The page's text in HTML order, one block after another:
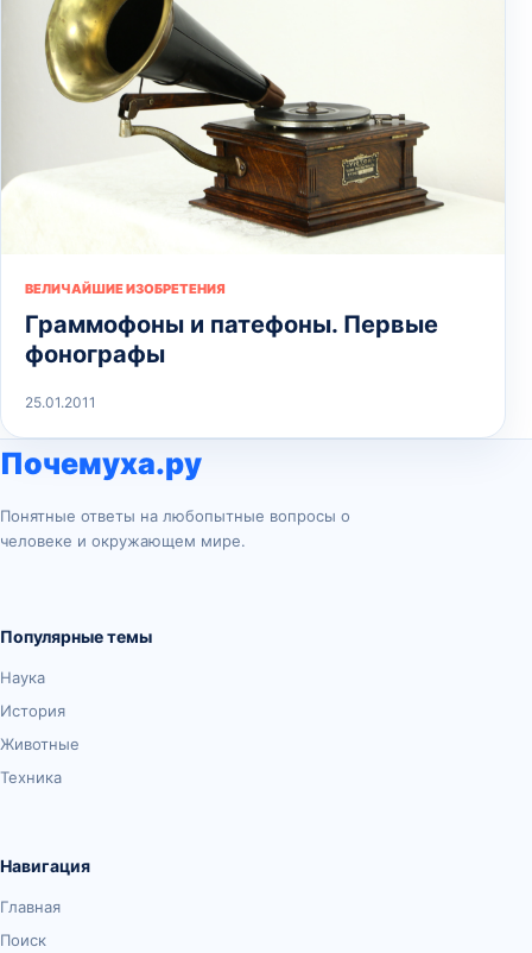
ВЕЛИЧАЙШИЕ ИЗОБРЕТЕНИЯ
Граммофоны и патефоны. Первые
фонографы
25.01.2011
Почемуха.ру
Понятные ответы на любопытные вопросы о
человеке и окружающем мире.
Популярные темы
Наука
История
Животные
Техника
Навигация
Главная
Поиск